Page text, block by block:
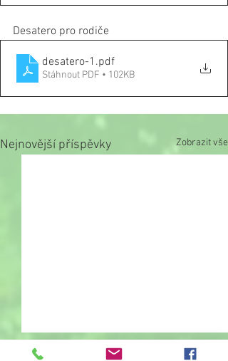
Desatero pro rodiče
desatero-1 .pdf
Stáhnout PDF • 102KB
Nejnovější příspěvky Zobrazit vše